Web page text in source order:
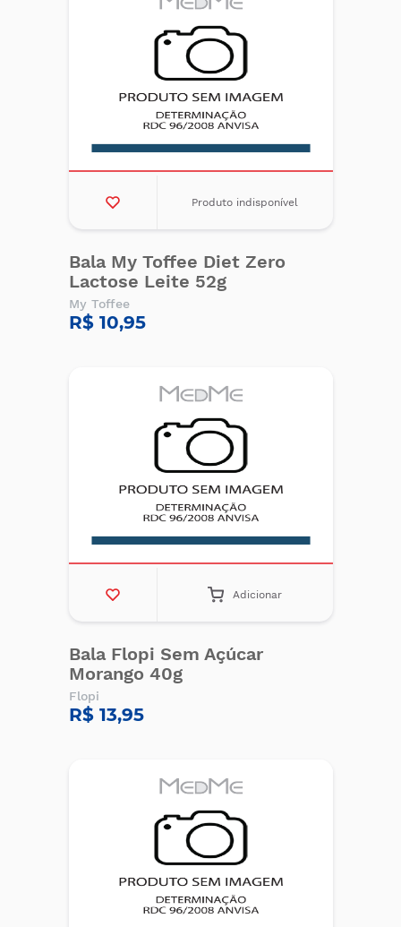
Produto indisponível
Bala My Toffee Diet Zero
Lactose Leite 52g
My Toffee
R$ 10,95
Adicionar
Bala Flopi Sem Açúcar
Morango 40g
Flopi
R$ 13,95